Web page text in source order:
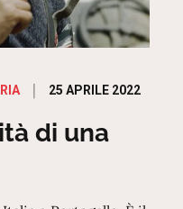
Posted
25 APRILE 2022
di una